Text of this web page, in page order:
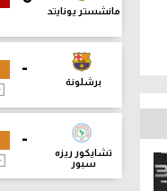
مانشستر يونايتد
-
برشلونة
-
تشايكور ريزه
سبور